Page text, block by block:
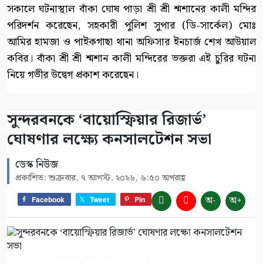
সকালে ঘটনাস্থাল বাঁকা ঘোষ পাড়া শ্রী শ্রী শ্মশানের কালী মন্দির
পরিদর্শন করেছেন, সহকারী পুলিশ সুপার (ডি-সার্কেল) মোঃ
আমির হামজা ও পাইকগাছা থানা অফিসার ইনচার্জ শেখ আউয়াল
কবির। বাঁকা শ্রী শ্রী শ্মশান কালী মন্দিরের ভক্তরা এই চুরির ঘটনা
নিয়ে গভীর উদ্বেগ প্রকাশ করেছেন।
সুন্দরবনকে ‘বায়োস্ফিয়ার রিজার্ভ’
ঘোষণার লক্ষ্যে কনসালটেশন সভা
ডেস্ক নিউজ
প্রকাশিত: শুক্রবার, ৭ আগস্ট, ২০২৬, ৬:৫০ অপরাহ্ণ
Facebook Tweet Pin অ- অ+